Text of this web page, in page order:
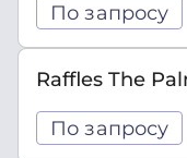
По запросу
Raffles The
По запросу